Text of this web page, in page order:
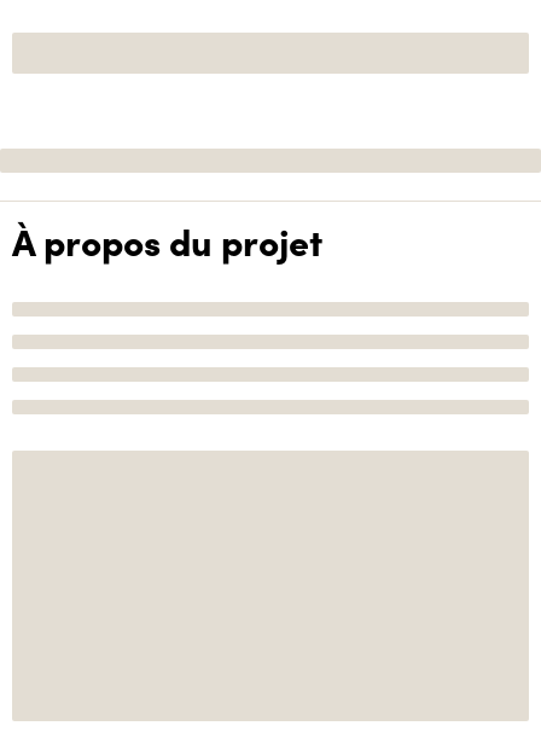
À propos du projet